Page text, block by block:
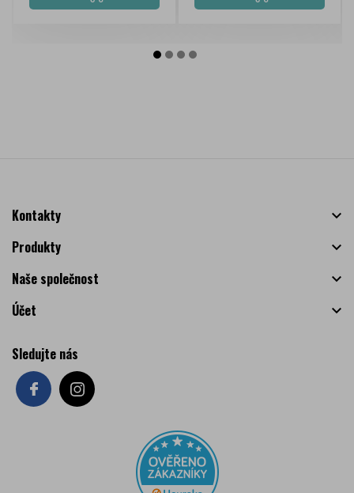
Kontakty

Produkty

Naše společnost

Účet

Sledujte nás